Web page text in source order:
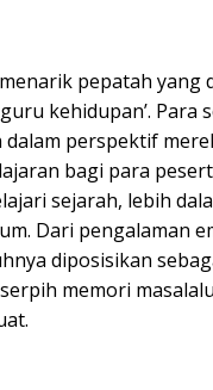
pepatah yang
kehidupan’.
dalam perspektif
bagi para
sejarah, lebih
Dari pengalaman
diposisikan
memori